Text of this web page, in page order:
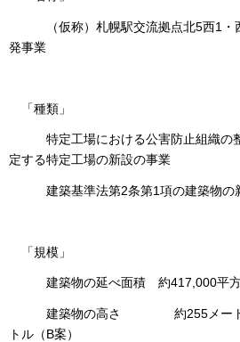
（仮称）札幌駅交流拠点北5西1・
発事業
「種類」
特定工場における公害防止組織の整
定する特定工場の新設の事業
建築基準法第2条第1項の建築物の
「規模」
建築物の延べ面積 約417,000平方
建築物の高さ 約255メート
トル（B案）